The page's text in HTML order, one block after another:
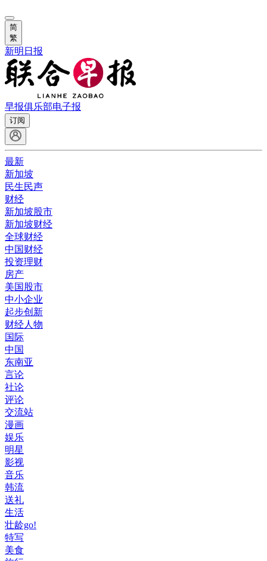
简
繁
新明日报
早报俱乐部电子报
订阅
最新
新加坡
民生民声
财经
新加坡股市
新加坡财经
全球财经
中国财经
投资理财
房产
美国股市
中小企业
起步创新
财经人物
国际
中国
东南亚
言论
社论
评论
交流站
漫画
娱乐
明星
影视
音乐
韩流
送礼
生活
壮龄go!
特写
美食